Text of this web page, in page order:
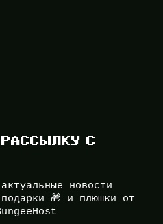
С
новости
🎁 и плюшки от